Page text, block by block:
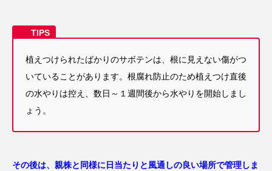
植えつけられたばかりのサボテンは、根に見えない傷がつ
いていることがあります。根腐れ防止のため植えつけ直後
の水やりは控え、数日～１週間後から水やりを開始しまし
ょう。
その後は、親株と同様に日当たりと風通しの良い場所で管理しま